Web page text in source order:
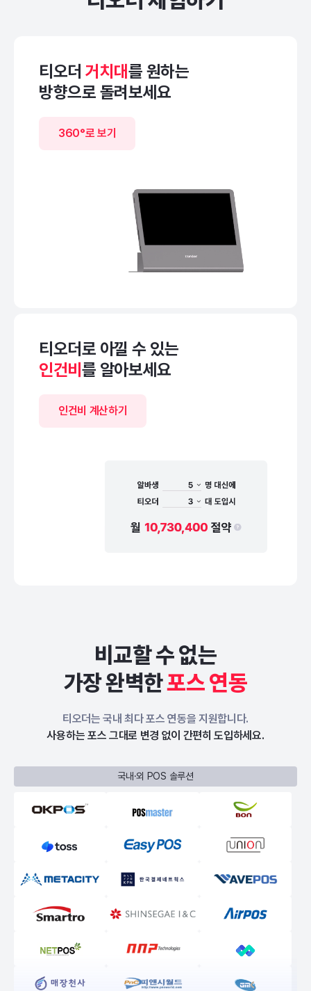
티오더거치대를 원하는
방향으로 돌려보세요
360°로 보기
티오더로 아낄 수 있는
인건비 를 알아보세요
인건비 계산하기
비교할 수 없는
가장 완벽한포스 연동
티오더는 국내 최다 포스 연동을 지원합니다.
사용하는 포스 그대로 변경 없이 간편히 도입하세요.
국내·외 POS 솔루션